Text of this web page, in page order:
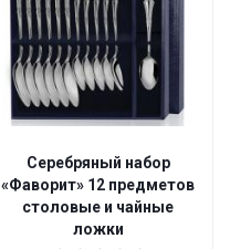
Серебряный набор
«Фаворит» 12 предметов
столовые и чайные
ложки